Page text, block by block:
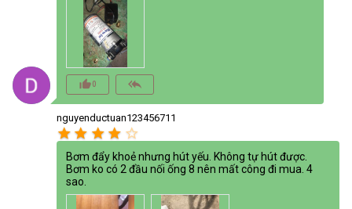
thumb_up_alt0 reply_all
nguyenductuan123456711
star star star star star_border
Bơm đẩy khoẻ nhưng hút yếu. Không tự hút được.
Bơm ko có 2 đầu nối ống 8 nên mất công đi mua. 4
sao.